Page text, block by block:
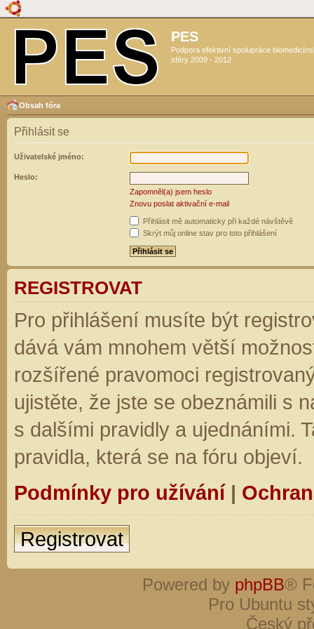
PES
Podpora efektivní spolupráce
sféry 2009 - 2012
Obsah fóra
Přihlásit se
Uživatelské jméno:
Heslo:
Zapomněl(a) jsem heslo
Znovu poslat aktivační e-mail
Přihlásit mě automaticky při každé návštěvě
Skrýt můj online stav pro toto přihlášení
REGISTROVAT
Pro přihlášení musíte být
dává vám mnohem větší
rozšířené pravomoci
ujistěte, že jste se obeznámili s
s dalšími pravidly a ujednáními.
pravidla, která se na fóru objeví.
Podmínky pro užívání|
Registrovat
Powered by phpBB®
Pro Ubuntu
Český